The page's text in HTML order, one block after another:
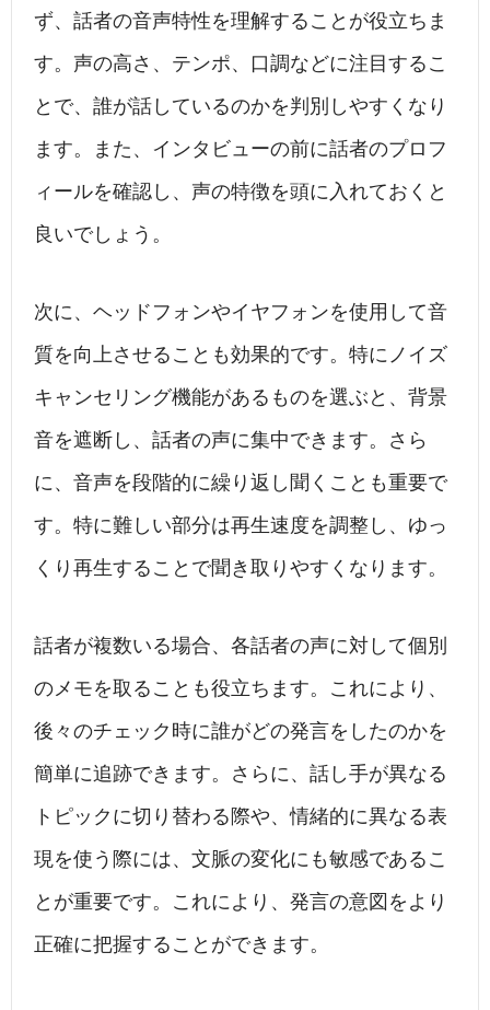
ず、話者の音声特性を理解することが役立ちま
す。声の高さ、テンポ、口調などに注目するこ
とで、誰が話しているのかを判別しやすくなり
ます。また、インタビューの前に話者のプロフ
ィールを確認し、声の特徴を頭に入れておくと
良いでしょう。
次に、ヘッドフォンやイヤフォンを使用して音
質を向上させることも効果的です。特にノイズ
キャンセリング機能があるものを選ぶと、背景
音を遮断し、話者の声に集中できます。さら
に、音声を段階的に繰り返し聞くことも重要で
す。特に難しい部分は再生速度を調整し、ゆっ
くり再生することで聞き取りやすくなります。
話者が複数いる場合、各話者の声に対して個別
のメモを取ることも役立ちます。これにより、
後々のチェック時に誰がどの発言をしたのかを
簡単に追跡できます。さらに、話し手が異なる
トピックに切り替わる際や、情緒的に異なる表
現を使う際には、文脈の変化にも敏感であるこ
とが重要です。これにより、発言の意図をより
正確に把握することができます。